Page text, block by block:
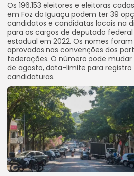
Os 196.153 eleitores e eleitoras
em Foz do Iguaçu podem ter 39
candidatos e candidatas locais na
para os cargos de deputado federal
estadual em 2022. Os nomes foram
aprovados nas convenções dos
federações. O número pode mudar
de agosto, data-limite para registro
candidaturas.